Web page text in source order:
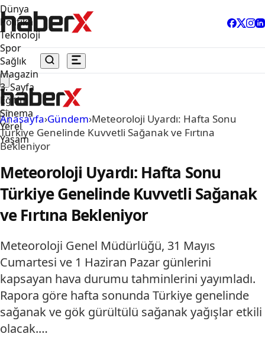
Dünya
Politika
Teknoloji
Spor
Sağlık
Magazin
3. Sayfa
Eğitim
Sinema
Yerel
Yaşam
Anasayfa›Gündem›Meteoroloji Uyardı: Hafta Sonu
Türkiye Genelinde Kuvvetli Sağanak ve Fırtına
Bekleniyor
Meteoroloji Uyardı: Hafta Sonu
Türkiye Genelinde Kuvvetli Sağanak
ve Fırtına Bekleniyor
Meteoroloji Genel Müdürlüğü, 31 Mayıs
Cumartesi ve 1 Haziran Pazar günlerini
kapsayan hava durumu tahminlerini yayımladı.
Rapora göre hafta sonunda Türkiye genelinde
sağanak ve gök gürültülü sağanak yağışlar etkili
olacak.…